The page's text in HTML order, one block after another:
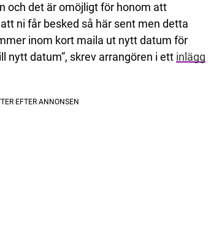
och det är omöjligt för honom att
ni får besked så här sent men detta
inom kort maila ut nytt datum för
nytt datum”, skrev arrangören i ett inlägg